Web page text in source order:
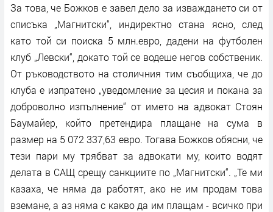
За това, че Божков е завел дело за изваждането си от
списъка „Магнитски“, индиректно стана ясно, след
като той си поиска 5 млн.евро, дадени на футболен
клуб „Левски“, докато той се водеше негов собственик.
От ръководството на столичния тим съобщиха, че до
клуба е изпратено „уведомление за цесия и покана за
доброволно изпълнение“ от името на адвокат Стоян
Баумайер, който претендира плащане на сума в
размер на 5 072 337,63 евро. Тогава Божков обясни, че
тези пари му трябват за адвокати му, които водят
делата в САЩ срещу санкциите по „Магнитски“. „Те ми
казаха, че няма да работят, ако не им продам това
вземане, а аз няма с какво да им плащам - всичко при